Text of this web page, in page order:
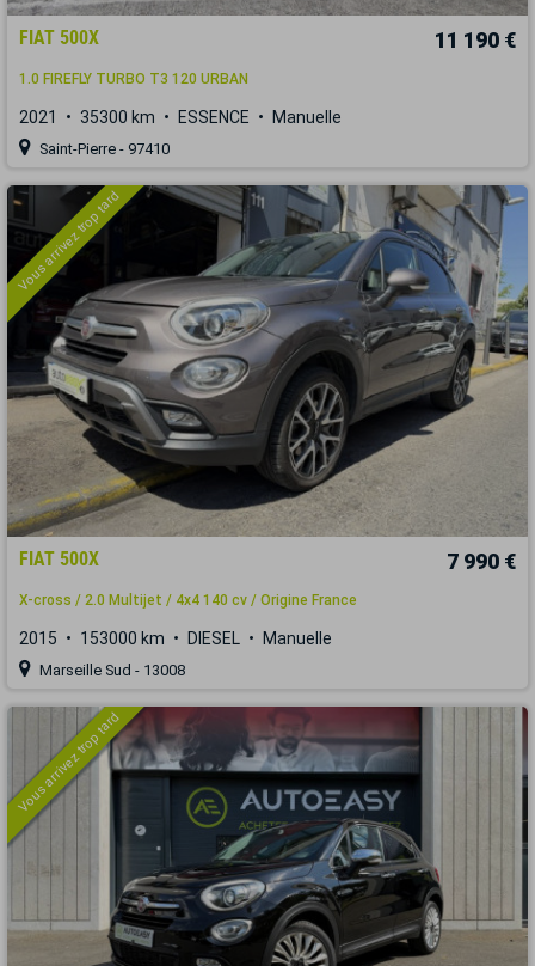
FIAT 500X 11 190 €
1.0 FIREFLY TURBO T3 120 URBAN
2021 35300 km ESSENCE Manuelle
Saint-Pierre - 97410
Vous arrivez trop tard
FIAT 500X 7 990 €
X-cross / 2.0 Multijet / 4x4 140 cv / Origine France
2015 153000 km DIESEL Manuelle
Marseille Sud - 13008
Vous arrivez trop tard